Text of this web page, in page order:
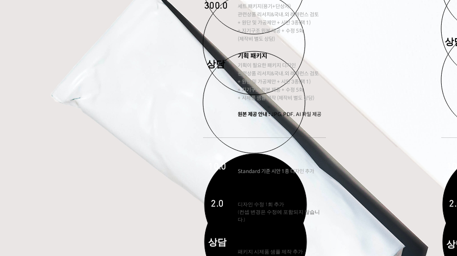
300.0
상담
세트 패키지(용기+단상자)
관련상품 리서치&국내.외 래퍼런스 검토
+ 원단 및 가공제안 + 시안 3종(택 1)
+ 지기구조 원본 제공 + 수정 5회
(제작비 별도 상담)
기획 패키지
기획이 필요한 패키지 디지인
관련상품 리서치&국내.외 래퍼런스 검토
+ 원단 및 가공제안 + 시안 3종(택 1)
+ 지기구조 원본 제공 + 수정 5회
+ 시제품 샘플 제작 (제작비 별도 상담)
원본 제공 안내 :JPG, PDF. AI 파일 제공
10.0
2.0
​상담
Standard 기준 시안 1종 디자인 추가
디자인 수정 1회 추가
(컨셉 변경은 수정에 포함되지 않습니
다.)
패키지 시제품 샘플 제작 추가
상